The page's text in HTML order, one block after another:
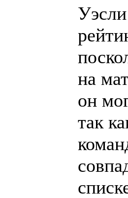
на
он
так